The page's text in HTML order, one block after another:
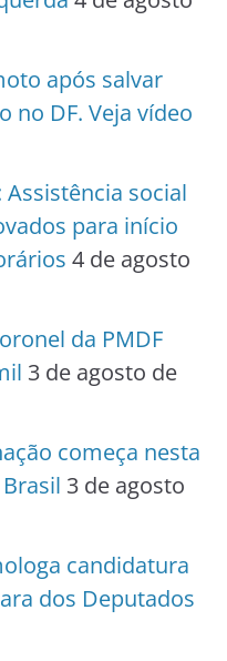
após salvar
no DF. Veja vídeo
social
para início
4 de agosto
da PMDF
3 de agosto de
começa nesta
3 de agosto
candidatura
dos Deputados